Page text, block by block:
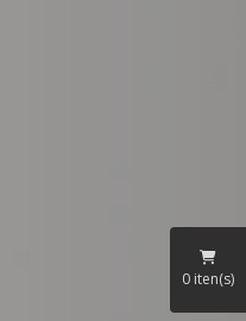
0 iten(s)